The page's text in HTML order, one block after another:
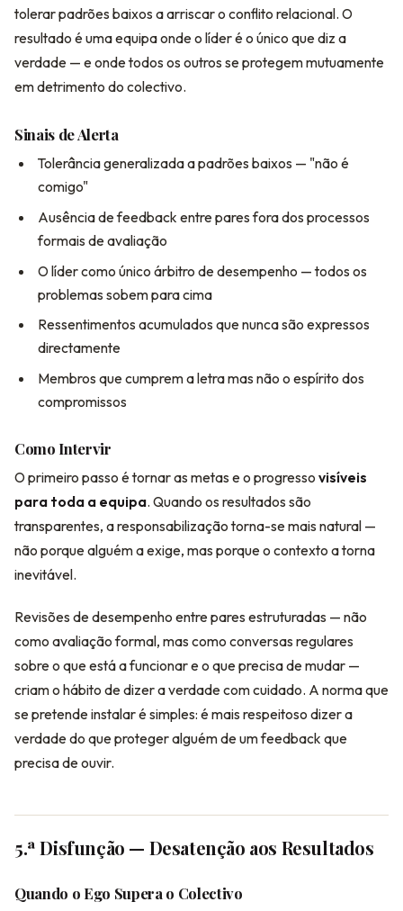
tolerar padrões baixos a arriscar o conflito relacional. O
resultado é uma equipa onde o líder é o único que diz a
verdade — e onde todos os outros se protegem mutuamente
em detrimento do colectivo.
Sinais de Alerta
Tolerância generalizada a padrões baixos — "não é
comigo"
Ausência de feedback entre pares fora dos processos
formais de avaliação
O líder como único árbitro de desempenho — todos os
problemas sobem para cima
Ressentimentos acumulados que nunca são expressos
directamente
Membros que cumprem a letra mas não o espírito dos
compromissos
Como Intervir
O primeiro passo é tornar as metas e o progresso visíveis
para toda a equipa. Quando os resultados são
transparentes, a responsabilização torna-se mais natural —
não porque alguém a exige, mas porque o contexto a torna
inevitável.
Revisões de desempenho entre pares estruturadas — não
como avaliação formal, mas como conversas regulares
sobre o que está a funcionar e o que precisa de mudar —
criam o hábito de dizer a verdade com cuidado. A norma que
se pretende instalar é simples: é mais respeitoso dizer a
verdade do que proteger alguém de um feedback que
precisa de ouvir.
5.ª Disfunção — Desatenção aos Resultados
Quando o Ego Supera o Colectivo